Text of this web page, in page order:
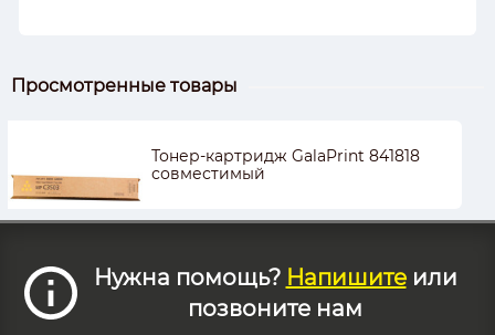
Просмотренные товары
Тонер-картридж GalaPrint 841818
совместимый
Нужна помощь? Напишитеили
позвоните нам